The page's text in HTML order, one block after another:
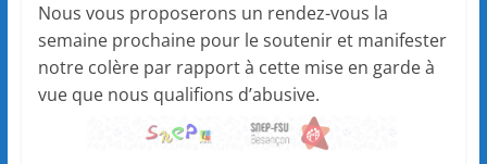
Nous vous proposerons un rendez-vous la
semaine prochaine pour le soutenir et manifester
notre colère par rapport à cette mise en garde à
vue que nous qualifions d’abusive.